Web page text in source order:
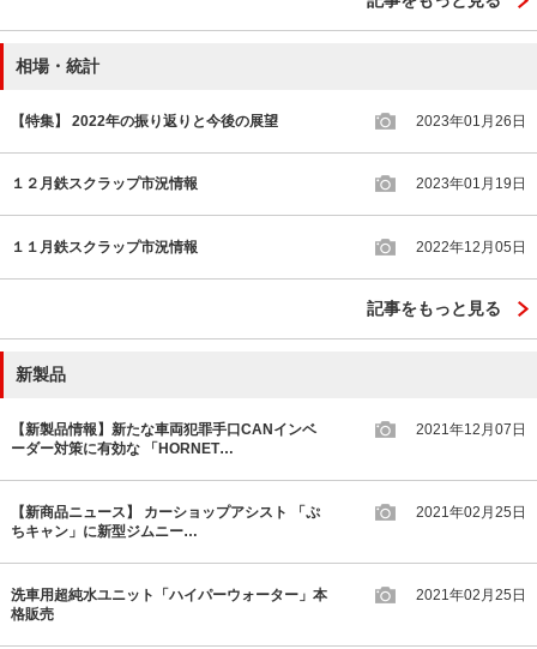
相場・統計
【特集】 2022年の振り返りと今後の展望 2023年01月26日
１２月鉄スクラップ市況情報 2023年01月19日
１１月鉄スクラップ市況情報 2022年12月05日
記事をもっと見る
新製品
【新製品情報】新たな車両犯罪手口CANインベ
ーダー対策に有効な 「HORNET…
2021年12月07日
【新商品ニュース】 カーショップアシスト 「ぷ
ちキャン」に新型ジムニー…
2021年02月25日
洗車用超純水ユニット「ハイパーウォーター」本
格販売
2021年02月25日